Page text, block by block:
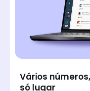
Saiba de onde
com o contexto